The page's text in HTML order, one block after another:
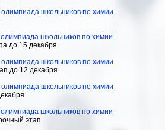
олимпиада школьников по химии
олимпиада школьников по химии
до 15 декабря
олимпиада школьников по химии
до 12 декабря
олимпиада школьников по химии
олимпиада школьников по химии
этап